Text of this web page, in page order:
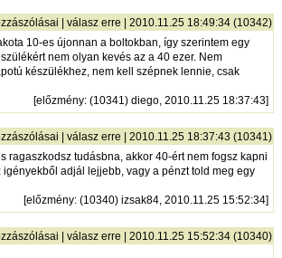
válasz erre | 2010.11.25 18:49:34 (10342)
10-es újonnan a boltokban, így szerintem egy
nem olyan kevés az a 40 ezer. Nem
készülékhez, nem kell szépnek lennie, csak
[előzmény: (10341) diego, 2010.11.25 18:37:43]
válasz erre | 2010.11.25 18:37:43 (10341)
ragaszkodsz tudásbna, akkor 40-ért nem fogsz kapni
igényekből adjál lejjebb, vagy a pénzt told meg egy
[előzmény: (10340) izsak84, 2010.11.25 15:52:34]
válasz erre | 2010.11.25 15:52:34 (10340)